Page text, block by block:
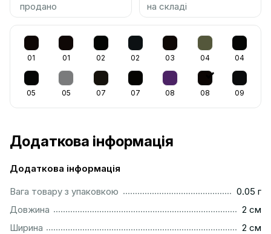
продано
на складі
01 01 02 02 03 04 04
05 05 07 07 08 08 09
Додаткова інформація
Додаткова інформація
Вага товару з упаковкою
0.05 г
Довжина
2 см
Ширина
2 см